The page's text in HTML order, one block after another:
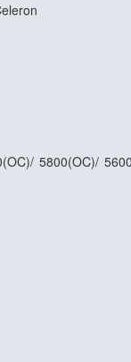
5800(OC)/